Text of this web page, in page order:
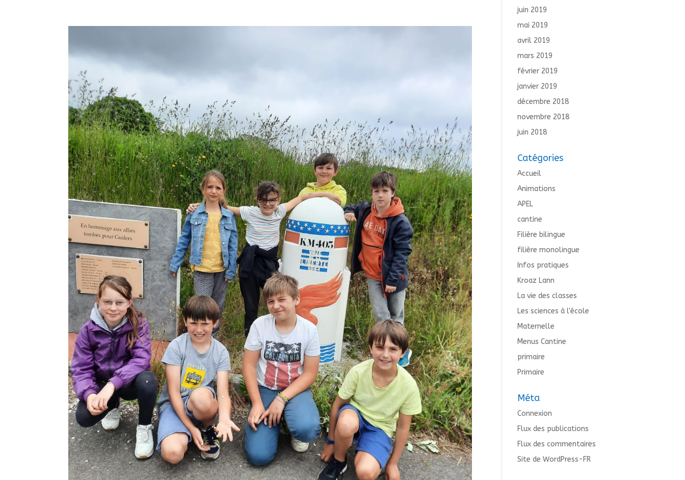
juin 2019
mai 2019
avril 2019
mars 2019
février 2019
janvier 2019
décembre 2018
novembre 2018
juin 2018
Catégories
Accueil
Animations
APEL
cantine
Filière bilingue
filière monolingue
Infos pratiques
Kroaz Lann
La vie des classes
Les sciences à l'école
Maternelle
Menus Cantine
primaire
Primaire
Méta
Connexion
Flux des publications
Flux des commentaires
Site de WordPress-FR